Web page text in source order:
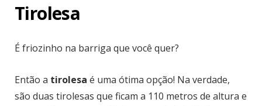
Tirolesa
É friozinho na barriga que você quer?
Então a tirolesa é uma ótima opção! Na verdade,
são duas tirolesas que ficam a 110 metros de altura e